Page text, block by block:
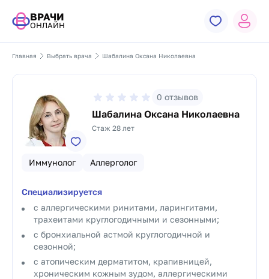
ВРАЧИ
ОНЛАЙН
Главная Выбрать врача Шабалина Оксана Николаевна
0 отзывов
Шабалина Оксана Николаевна
Стаж 28 лет
Иммунолог Аллерголог
Специализируется
с аллергическими ринитами, ларингитами,
трахеитами круглогодичными и сезонными;
с бронхиальной астмой круглогодичной и
сезонной;
с атопическим дерматитом, крапивницей,
хроническим кожным зудом, аллергическими